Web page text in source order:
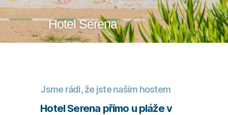
Hotel Serena
Jsme rádi, že jste naším hostem
Hotel Serena přímo u pláže v